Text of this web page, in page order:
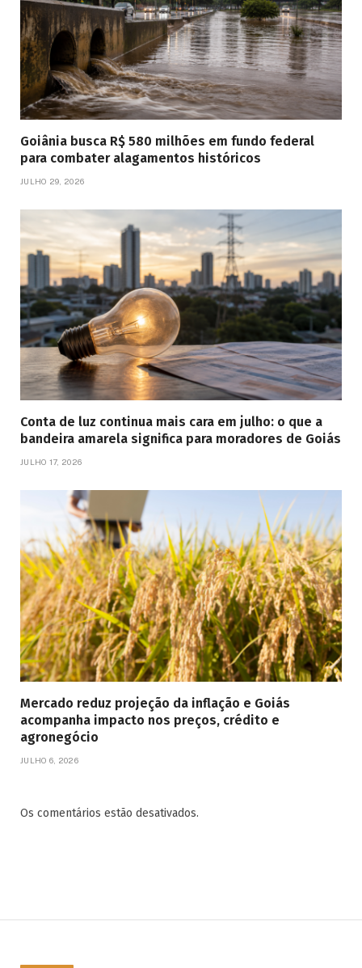
Goiânia busca R$ 580 milhões em fundo federal
para combater alagamentos históricos
JULHO 29, 2026
Conta de luz continua mais cara em julho: o que a
bandeira amarela significa para moradores de Goiás
JULHO 17, 2026
Mercado reduz projeção da inflação e Goiás
acompanha impacto nos preços, crédito e
agronegócio
JULHO 6, 2026
Os comentários estão desativados.